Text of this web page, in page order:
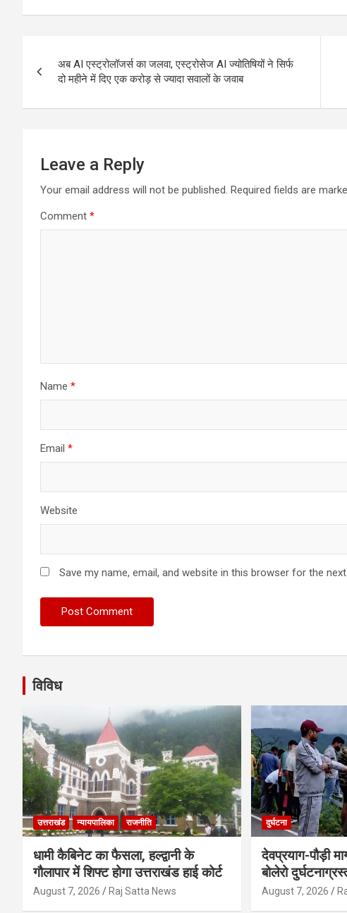
navigation
अब AI एस्ट्रोलॉजर्स का जलवा, एस्ट्रोसेज AI ज्योतिषियों ने सिर्फ
दो महीने में दिए एक करोड़ से ज्यादा सवालों के जवाब
Leave a Reply
Your email address will not be published. Required fields are
Comment *
Name *
Email *
Website
Save my name, email, and website in this browser for the
विविध
उत्तराखंड न्यायपालिका राजनीति
धामी कैबिनेट का फैसला, हल्द्वानी के
गौलापार में शिफ्ट होगा उत्तराखंड हाई कोर्ट
August 7, 2026 Raj Satta News
दुर्घटना
देवप्रयाग-पौड़ी
बोलेरो
August 7, 2026